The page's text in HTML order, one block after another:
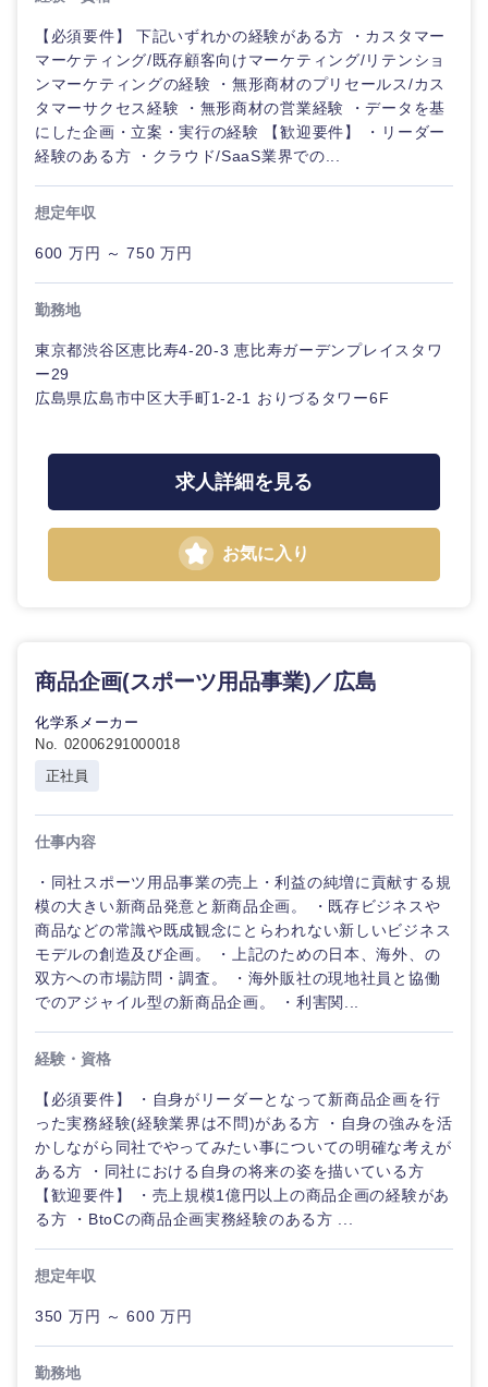
中国・四国地方
鳥取県 島根県
岡山県 広島県
山口県
香川県
福岡県 佐賀県
大分県 宮崎県
鹿児島県 沖縄県
海外
【必須要件】 下記いずれかの経験がある方 ・カスタマー
マーケティング/既存顧客向けマーケティング/リテンショ
ンマーケティングの経験 ・無形商材のプリセールス/カス
タマーサクセス経験 ・無形商材の営業経験 ・データを基
にした企画・立案・実行の経験 【歓迎要件】 ・リーダー
経験のある方 ・クラウド/SaaS業界での...
想定年収
600 万円 ～ 750 万円
勤務地
東京都渋谷区恵比寿4-20-3 恵比寿ガーデンプレイスタワ
ー29
広島県広島市中区大手町1-2-1 おりづるタワー6F
求人詳細を見る
お気に入り
商品企画(スポーツ用品事業)／広島
化学系メーカー
No. 02006291000018
正社員
仕事内容
・同社スポーツ用品事業の売上・利益の純増に貢献する規
模の大きい新商品発意と新商品企画。 ・既存ビジネスや
商品などの常識や既成観念にとらわれない新しいビジネス
モデルの創造及び企画。 ・上記のための日本、海外、の
双方への市場訪問・調査。 ・海外販社の現地社員と協働
でのアジャイル型の新商品企画。 ・利害関...
経験・資格
【必須要件】 ・自身がリーダーとなって新商品企画を行
った実務経験(経験業界は不問)がある方 ・自身の強みを活
かしながら同社でやってみたい事についての明確な考えが
ある方 ・同社における自身の将来の姿を描いている方
【歓迎要件】 ・売上規模1億円以上の商品企画の経験があ
る方 ・BtoCの商品企画実務経験のある方 ...
想定年収
350 万円 ～ 600 万円
勤務地